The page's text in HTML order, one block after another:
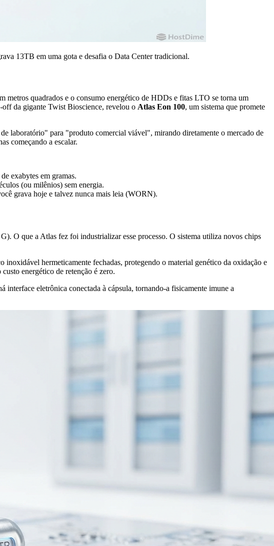
13TB em uma gota e desafia o Data Center tradicional.
metros quadrados e o consumo energético de HDDs e fitas LTO se torna um
off da gigante Twist Bioscience, revelou o Atlas Eon 100, um sistema que promete
laboratório" para "produto comercial viável", mirando diretamente o mercado de
começando a escalar.
exabytes em gramas.
(ou milênios) sem energia.
grava hoje e talvez nunca mais leia (WORN).
O que a Atlas fez foi industrializar esse processo. O sistema utiliza novos chips
inoxidável hermeticamente fechadas, protegendo o material genético da oxidação e
energético de retenção é zero.
eletrônica conectada à cápsula, tornando-a fisicamente imune a